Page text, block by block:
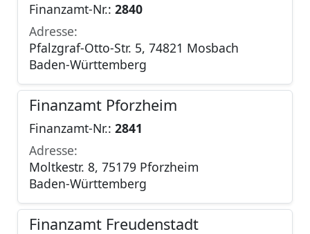
Finanzamt-Nr.: 2840
Adresse:
Pfalzgraf-Otto-Str. 5, 74821 Mosbach
Baden-Württemberg
Finanzamt Pforzheim
Finanzamt-Nr.: 2841
Adresse:
Moltkestr. 8, 75179 Pforzheim
Baden-Württemberg
Finanzamt Freudenstadt